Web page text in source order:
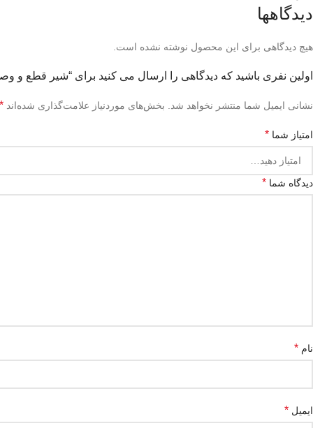
دیدگاهها
هیچ دیدگاهی برای این محصول نوشته نشده است.
اولین نفری باشید که دیدگاهی را ارسال می کنید برای “شیر قطع و
نشانی ایمیل شما منتشر نخواهد شد. بخش‌های موردنیاز علامت‌گذاری شده‌اند *
امتیاز شما *
دیدگاه شما *
نام *
ایمیل *